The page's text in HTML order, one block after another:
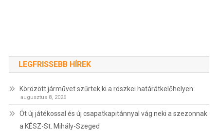
LEGFRISSEBB HÍREK
Körözött járművet szűrtek ki a röszkei határátkelőhelyen
augusztus 8, 2026
Öt új játékossal és új csapatkapitánnyal vág neki a szezonnak
a KÉSZ-St. Mihály-Szeged